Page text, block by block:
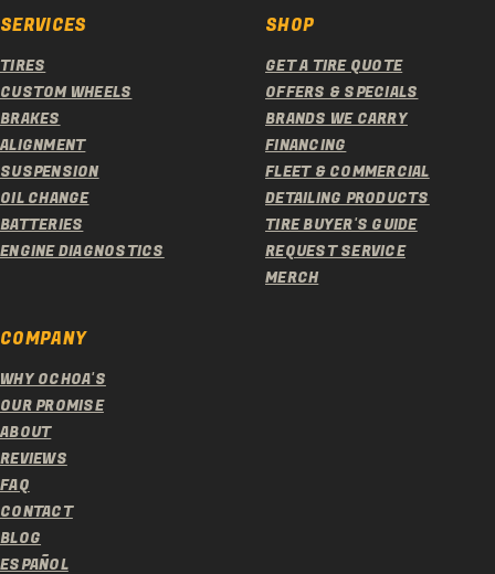
SERVICES
TIRES
CUSTOM WHEELS
BRAKES
ALIGNMENT
SUSPENSION
OIL CHANGE
BATTERIES
ENGINE DIAGNOSTICS
SHOP
GET A TIRE QUOTE
OFFERS & SPECIALS
BRANDS WE CARRY
FINANCING
FLEET & COMMERCIAL
DETAILING PRODUCTS
TIRE BUYER'S GUIDE
REQUEST SERVICE
MERCH
COMPANY
WHY OCHOA'S
OUR PROMISE
ABOUT
REVIEWS
FAQ
CONTACT
BLOG
ESPAÑOL